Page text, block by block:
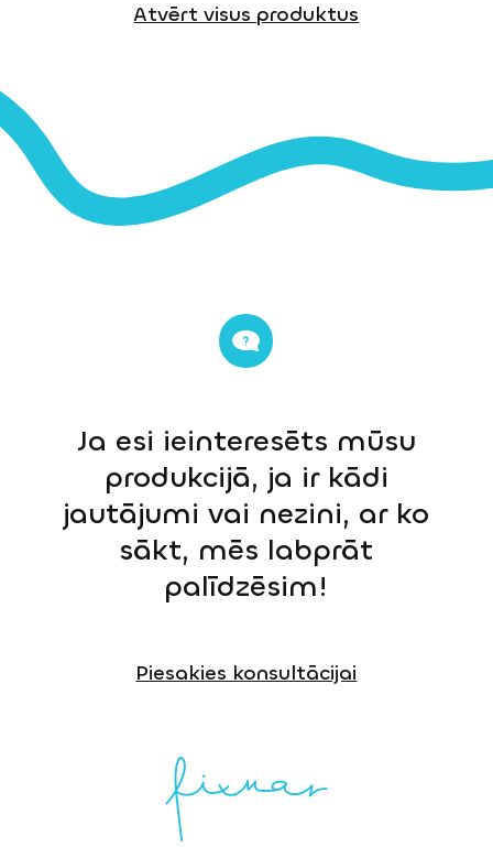
Atvērt visus produktus
Ja esi ieinteresēts mūsu
produkcijā, ja ir kādi
jautājumi vai nezini, ar ko
sākt, mēs labprāt
palīdzēsim!
Piesakies konsultācijai